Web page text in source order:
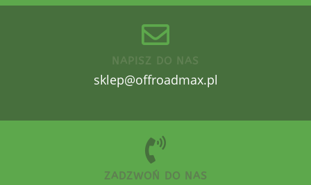
NAPISZ DO NAS
sklep@offroadmax.pl
ZADZWOŃ DO NAS